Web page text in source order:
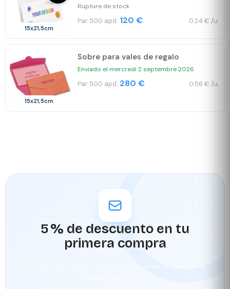
15x21,5cm
Rupture de stock
Par 500 apd. 120 € 0.24 € /u.
15x21,5cm
Sobre para vales de regalo
Enviado el mercredi 2 septembre 2026
Par 500 apd. 280 € 0.56 € /u.
5 % de descuento en tu
primera compra